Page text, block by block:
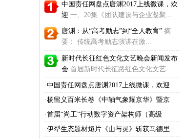
中国责任网盘点唐渊2017上线微课，欢
迎 一、20集《团队建设与企业凝聚...
唐渊：从“高考励志”到“全人教育” 摘
要： 传统高考励志演讲在激...
新时代长征红色文化文艺晚会新闻发布
会 首届新时代长征路红色文化文艺...
·中国责任网盘点唐渊2017上线微课，欢迎
·杨留义百米长卷《中轴气象耀京华》暨京
·首届“尚工”行动数字资产架构师（高级
·伊犁生态题材短片《山与灵》斩获马德里